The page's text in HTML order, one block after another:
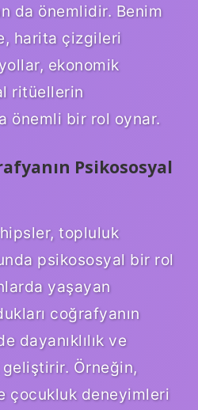
da önemlidir. Benim
harita çizgileri
ekonomik
ritüellerin
önemli bir rol oynar.
Psikososyal
topluluk
psikososyal bir rol
yaşayan
coğrafyanın
dayanıklılık ve
geliştirir. Örneğin,
çocukluk deneyimleri